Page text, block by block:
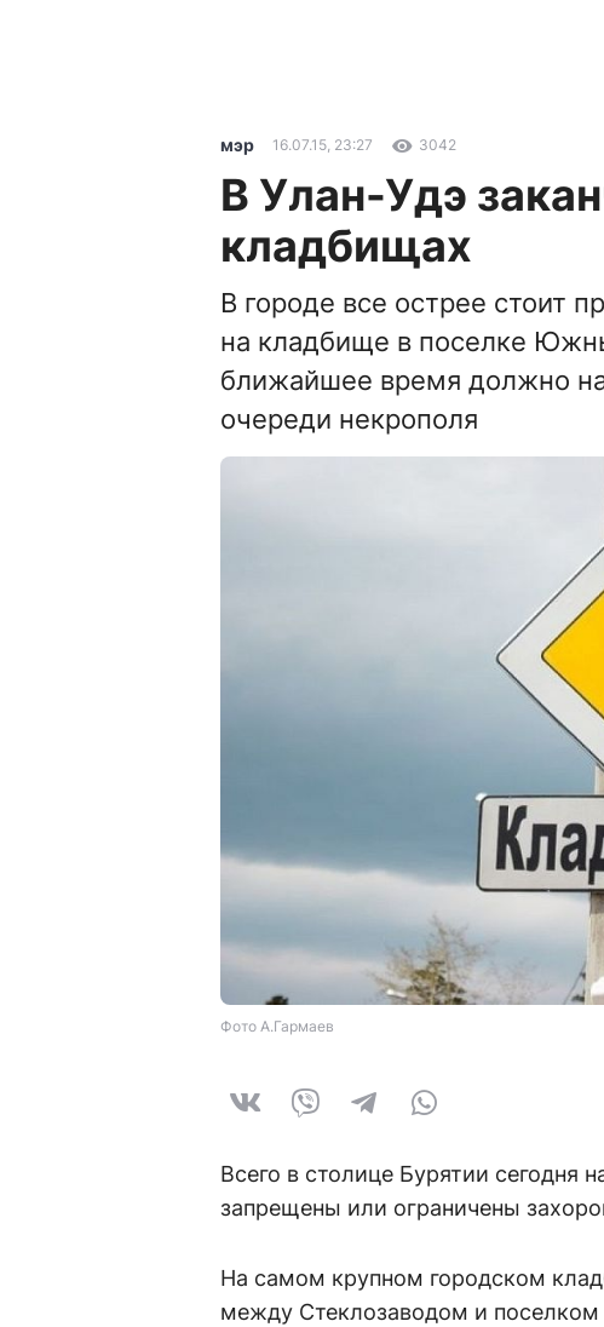
мэр 16.07.15, 23:27 3042
В Улан-Удэ
кладбищах
В городе все острее стоит
на кладбище в поселке
ближайшее время должно
очереди некрополя
Фото А.Гармаев
Всего в столице Бурятии сегодня
запрещены или ограничены
На самом крупном городском
между Стеклозаводом и поселком